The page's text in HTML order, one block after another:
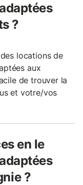
?
locations de
aux
de trouver la
et votre/vos
en le
?